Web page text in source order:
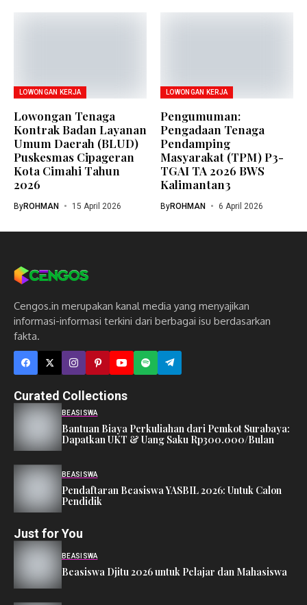
LOWONGAN KERJA
Lowongan Tenaga
Kontrak Badan Layanan
Umum Daerah (BLUD)
Puskesmas Cipageran
Kota Cimahi Tahun
2026
ByROHMAN 15 April 2026
LOWONGAN KERJA
Pengumuman:
Pengadaan Tenaga
Pendamping
Masyarakat (TPM) P3-
TGAI TA 2026 BWS
Kalimantan3
ByROHMAN 6 April 2026
Cengos.in merupakan kanal media yang menyajikan
informasi-informasi terkini dari berbagai isu berdasarkan
fakta.
Curated Collections
BEASISWA
Bantuan Biaya Perkuliahan dari Pemkot Surabaya:
Dapatkan UKT & Uang Saku Rp300.000/Bulan
BEASISWA
Pendaftaran Beasiswa YASBIL 2026: Untuk Calon
Pendidik
Just for You
BEASISWA
Beasiswa Djitu 2026 untuk Pelajar dan Mahasiswa